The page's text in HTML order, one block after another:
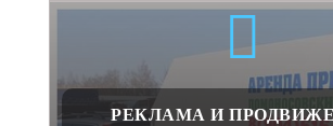
РЕКЛАМА И